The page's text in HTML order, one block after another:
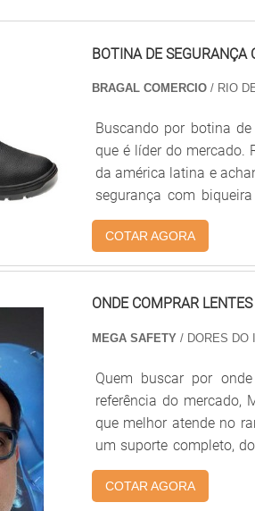
BOTINA DE SEGURANÇA
BRAGAL COMERCIO / RIO
Buscando por botina
que é líder do mercado.
da américa latina e
segurança com
encontrar precisão com
COTAR AGORA
ONDE COMPRAR
MEGA SAFETY / DORES DO
Quem buscar por
referência do mercado,
que melhor atende no
um suporte completo,
comprar lentes de
Safety o cliente
COTAR AGORA